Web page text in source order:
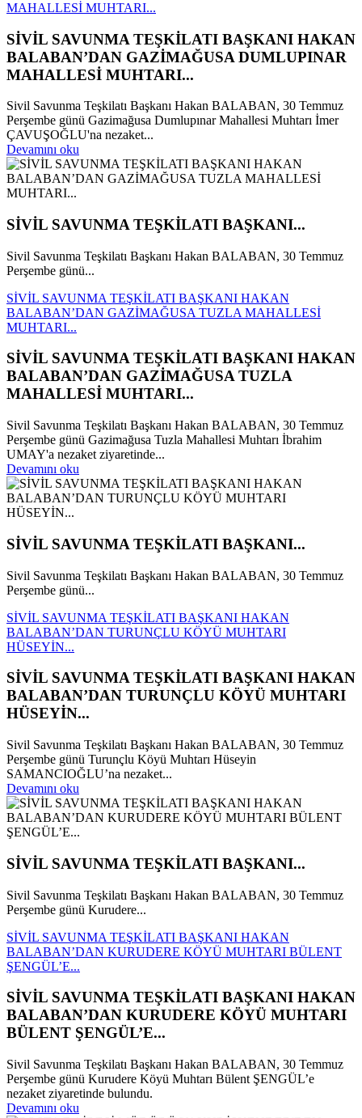
MAHALLESİ MUHTARI...
SİVİL SAVUNMA TEŞKİLATI BAŞKANI HAKAN
BALABAN’DAN GAZİMAĞUSA DUMLUPINAR
MAHALLESİ MUHTARI...
Sivil Savunma Teşkilatı Başkanı Hakan BALABAN, 30 Temmuz
Perşembe günü Gazimağusa Dumlupınar Mahallesi Muhtarı İmer
ÇAVUŞOĞLU'na nezaket...
Devamını oku
SİVİL SAVUNMA TEŞKİLATI BAŞKANI...
Sivil Savunma Teşkilatı Başkanı Hakan BALABAN, 30 Temmuz
Perşembe günü...
SİVİL SAVUNMA TEŞKİLATI BAŞKANI HAKAN
BALABAN’DAN GAZİMAĞUSA TUZLA MAHALLESİ
MUHTARI...
SİVİL SAVUNMA TEŞKİLATI BAŞKANI HAKAN
BALABAN’DAN GAZİMAĞUSA TUZLA
MAHALLESİ MUHTARI...
Sivil Savunma Teşkilatı Başkanı Hakan BALABAN, 30 Temmuz
Perşembe günü Gazimağusa Tuzla Mahallesi Muhtarı İbrahim
UMAY'a nezaket ziyaretinde...
Devamını oku
SİVİL SAVUNMA TEŞKİLATI BAŞKANI...
Sivil Savunma Teşkilatı Başkanı Hakan BALABAN, 30 Temmuz
Perşembe günü...
SİVİL SAVUNMA TEŞKİLATI BAŞKANI HAKAN
BALABAN’DAN TURUNÇLU KÖYÜ MUHTARI
HÜSEYİN...
SİVİL SAVUNMA TEŞKİLATI BAŞKANI HAKAN
BALABAN’DAN TURUNÇLU KÖYÜ MUHTARI
HÜSEYİN...
Sivil Savunma Teşkilatı Başkanı Hakan BALABAN, 30 Temmuz
Perşembe günü Turunçlu Köyü Muhtarı Hüseyin
SAMANCIOĞLU’na nezaket...
Devamını oku
SİVİL SAVUNMA TEŞKİLATI BAŞKANI...
Sivil Savunma Teşkilatı Başkanı Hakan BALABAN, 30 Temmuz
Perşembe günü Kurudere...
SİVİL SAVUNMA TEŞKİLATI BAŞKANI HAKAN
BALABAN’DAN KURUDERE KÖYÜ MUHTARI BÜLENT
ŞENGÜL’E...
SİVİL SAVUNMA TEŞKİLATI BAŞKANI HAKAN
BALABAN’DAN KURUDERE KÖYÜ MUHTARI
BÜLENT ŞENGÜL’E...
Sivil Savunma Teşkilatı Başkanı Hakan BALABAN, 30 Temmuz
Perşembe günü Kurudere Köyü Muhtarı Bülent ŞENGÜL’e
nezaket ziyaretinde bulundu.
Devamını oku